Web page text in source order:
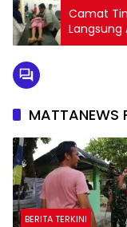
Camat
Langsung
MATTANEWS
BERITA TERKINI